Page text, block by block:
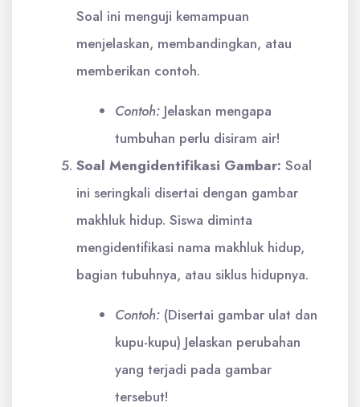
Soal ini menguji kemampuan
menjelaskan, membandingkan, atau
memberikan contoh.
Contoh: Jelaskan mengapa
tumbuhan perlu disiram air!
Soal Mengidentifikasi Gambar: Soal
ini seringkali disertai dengan gambar
makhluk hidup. Siswa diminta
mengidentifikasi nama makhluk hidup,
bagian tubuhnya, atau siklus hidupnya.
Contoh: (Disertai gambar ulat dan
kupu-kupu) Jelaskan perubahan
yang terjadi pada gambar
tersebut!